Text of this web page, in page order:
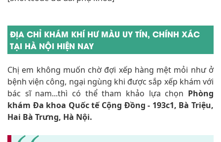
ĐỊA CHỈ KHÁM KHÍ HƯ MÀU UY TÍN, CHÍNH XÁC
TẠI HÀ NỘI HIỆN NAY
Chị em không muốn chờ đợi xếp hàng mệt mỏi như ở
bệnh viện công, ngại ngùng khi được sắp xếp khám với
bác sĩ nam...thì có thể tham khảo lựa chọn Phòng
khám Đa khoa Quốc tế Cộng Đồng - 193c1, Bà Triệu,
Hai Bà Trưng, Hà Nội.